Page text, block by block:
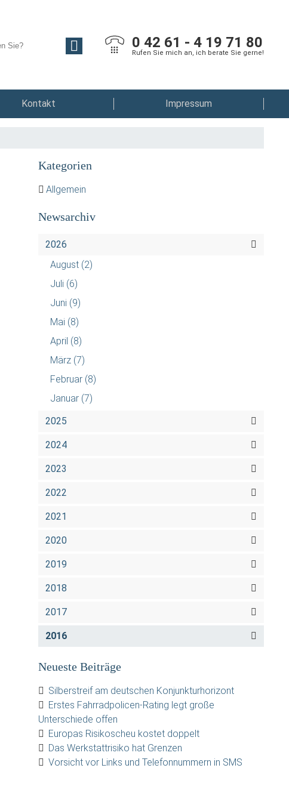
0 42 61 - 4 19 71 80
Rufen Sie mich an, ich berate Sie gerne!
Kontakt Impressum
Kategorien
Allgemein
Newsarchiv
2026
August (2)
Juli (6)
Juni (9)
Mai (8)
April (8)
März (7)
Februar (8)
Januar (7)
2025
2024
2023
2022
2021
2020
2019
2018
2017
2016
Neueste Beiträge
Silberstreif am deutschen Konjunkturhorizont
Erstes Fahrradpolicen-Rating legt große
Unterschiede offen
Europas Risikoscheu kostet doppelt
Das Werkstattrisiko hat Grenzen
Vorsicht vor Links und Telefonnummern in SMS